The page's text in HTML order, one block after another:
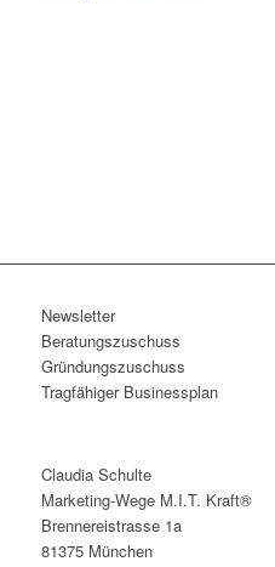
Newsletter
Beratungszuschuss
Gründungszuschuss
Tragfähiger Businessplan
Claudia Schulte
Marketing-Wege M.I.T. Kraft®
Brennereistrasse 1a
81375 München